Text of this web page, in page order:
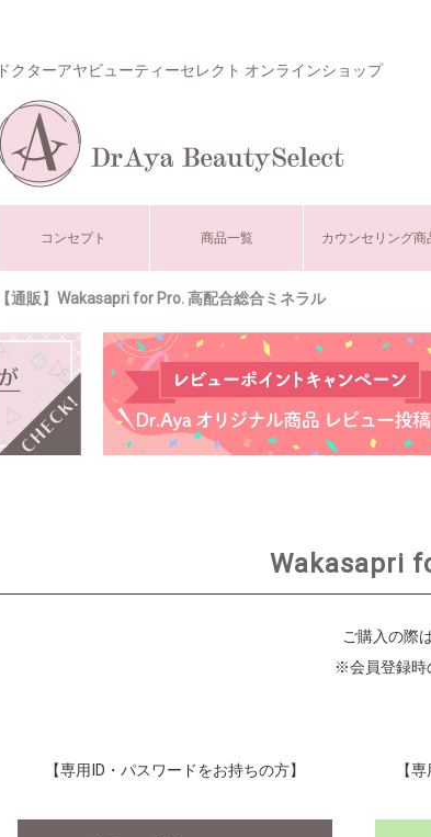
ドクターアヤビューティーセレクト オンラインショップ
コンセプト 商品一覧 カウンセリング商
【通販】Wakasapri for Pro. 高配合総合ミネラル
Wakasapri
ご購入の際
※会員登録時
【専用ID・パスワードをお持ちの方】 【